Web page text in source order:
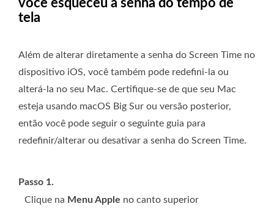
você esqueceu a senha do tempo de
tela
Além de alterar diretamente a senha do Screen Time no
dispositivo iOS, você também pode redefini-la ou
alterá-la no seu Mac. Certifique-se de que seu Mac
esteja usando macOS Big Sur ou versão posterior,
então você pode seguir o seguinte guia para
redefinir/alterar ou desativar a senha do Screen Time.
Passo 1.
Clique na Menu Apple no canto superior